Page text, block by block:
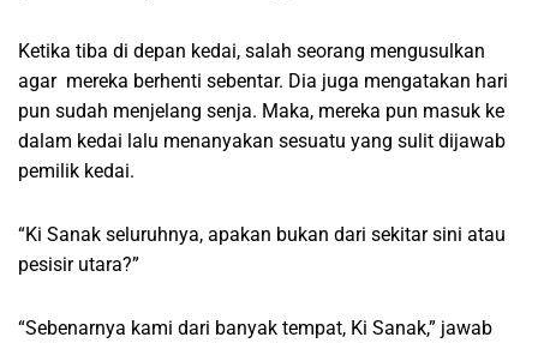
Ketika tiba di depan kedai, salah seorang mengusulkan
agar mereka berhenti sebentar. Dia juga mengatakan hari
pun sudah menjelang senja. Maka, mereka pun masuk ke
dalam kedai lalu menanyakan sesuatu yang sulit dijawab
pemilik kedai.
“Ki Sanak seluruhnya, apakan bukan dari sekitar sini atau
pesisir utara?”
“Sebenarnya kami dari banyak tempat, Ki Sanak,” jawab